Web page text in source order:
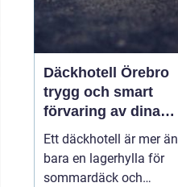
Däckhotell Örebro
trygg och smart
förvaring av dina
hjul
Ett däckhotell är mer än
bara en lagerhylla för
sommardäck och